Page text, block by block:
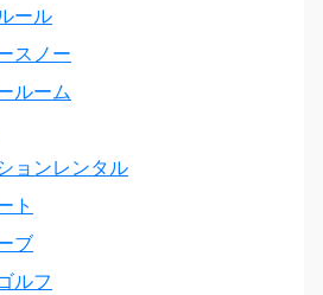
ール
スノー
ルーム
ョンレンタル
ト
ブ
ルフ